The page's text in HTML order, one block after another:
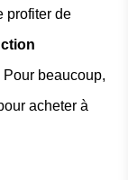
profiter de
beaucoup,
acheter à